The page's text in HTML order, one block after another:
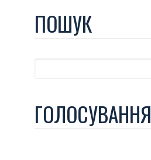
ПОШУК
ГОЛОСУВАННЯ